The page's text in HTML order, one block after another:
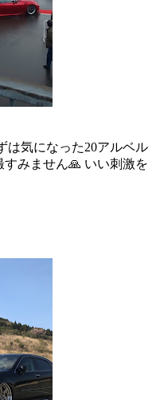
は気になった20アルベル
みません🙏 いい刺激を